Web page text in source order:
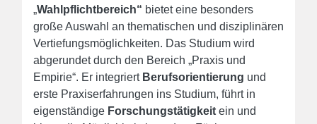
„Wahlpflichtbereich“ bietet eine besonders
große Auswahl an thematischen und disziplinären
Vertiefungsmöglichkeiten. Das Studium wird
abgerundet durch den Bereich „Praxis und
Empirie“. Er integriert Berufsorientierung und
erste Praxiserfahrungen ins Studium, führt in
eigenständige Forschungstätigkeit ein und